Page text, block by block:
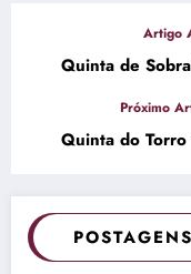
Quinta de
Quinta do